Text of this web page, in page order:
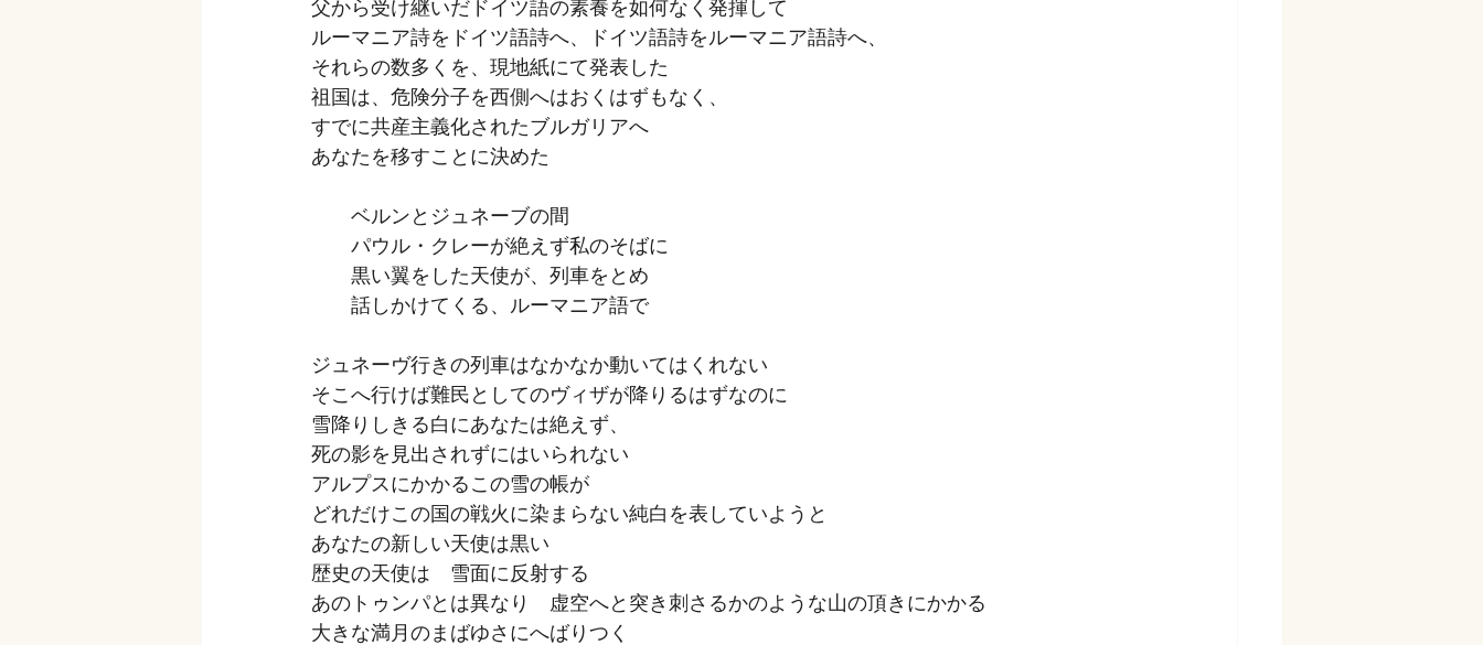
父から受け継いだドイツ語の素養を如何なく発揮して
ルーマニア詩をドイツ語詩へ、ドイツ語詩をルーマニア語詩へ、
それらの数多くを、現地紙にて発表した
祖国は、危険分子を西側へはおくはずもなく、
すでに共産主義化されたブルガリアへ
あなたを移すことに決めた
ベルンとジュネーブの間
パウル・クレーが絶えず私のそばに
黒い翼をした天使が、列車をとめ
話しかけてくる、ルーマニア語で
ジュネーヴ行きの列車はなかなか動いてはくれない
そこへ行けば難民としてのヴィザが降りるはずなのに
雪降りしきる白にあなたは絶えず、
死の影を見出されずにはいられない
アルプスにかかるこの雪の帳が
どれだけこの国の戦火に染まらない純白を表していようと
あなたの新しい天使は黒い
歴史の天使は　雪面に反射する
あのトゥンパとは異なり　虚空へと突き刺さるかのような山の頂きにかかる
大きな満月のまばゆさにへばりつく